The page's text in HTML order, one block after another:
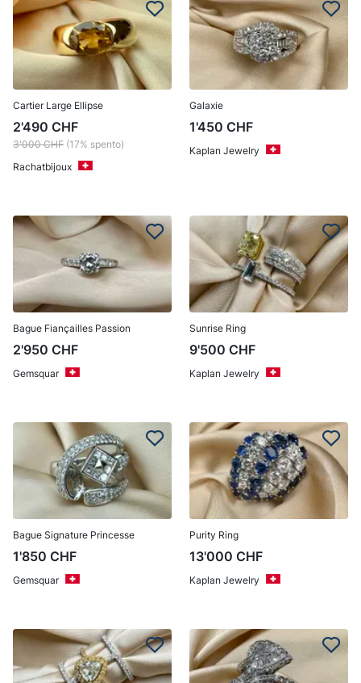
Cartier Large Ellipse
2'490 CHF
3'000 CHF (17% spento)
Rachatbijoux
Galaxie
1'450 CHF
Kaplan Jewelry
Bague Fiançailles Passion
2'950 CHF
Gemsquar
Sunrise Ring
9'500 CHF
Kaplan Jewelry
Bague Signature Princesse
1'850 CHF
Gemsquar
Purity Ring
13'000 CHF
Kaplan Jewelry